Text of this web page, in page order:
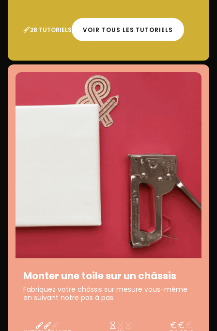
28 TUTORIELS VOIR TOUS LES TUTORIELS
Monter une toile sur un châssis
Fabriquez votre châssis sur mesure vous-même
en suivant notre pas à pas.